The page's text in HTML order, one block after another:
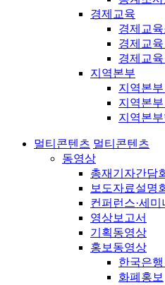
경제교육
경제교
경제교
경제교
지역본부
지역본
지역본
지역본
멀티콘텐츠 멀티콘텐츠
동영상
총재기자간담
보도자료설명
컨퍼런스·세미
영상보고서
기획동영상
홍보동영상
한국은행
화폐홍보